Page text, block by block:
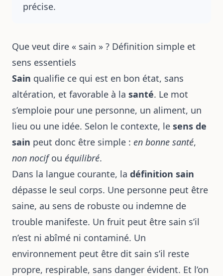
précise.
Que veut dire « sain » ? Définition simple et
sens essentiels
Sain qualifie ce qui est en bon état, sans
altération, et favorable à la santé. Le mot
s’emploie pour une personne, un aliment, un
lieu ou une idée. Selon le contexte, le sens de
sain peut donc être simple : en bonne santé,
non nocifou équilibré.
Dans la langue courante, la définition sain
dépasse le seul corps. Une personne peut être
saine, au sens de robuste ou indemne de
trouble manifeste. Un fruit peut être sain s’il
n’est ni abîmé ni contaminé. Un
environnement peut être dit sain s’il reste
propre, respirable, sans danger évident. Et l’on